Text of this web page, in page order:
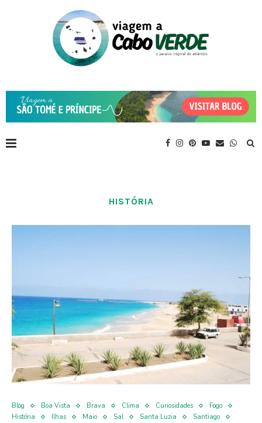
HISTÓRIA
Blog Boa Vista Brava Clima Curiosidades
Fogo
História
Ilhas Maio Sal Santa Luzia
Santiago